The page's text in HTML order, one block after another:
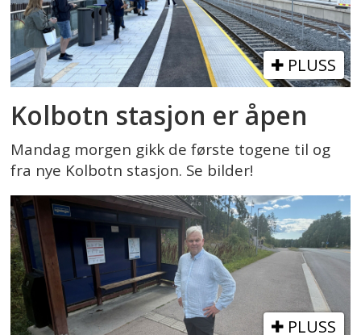
PLUSS
Kolbotn stasjon er åpen
Mandag morgen gikk de første togene til og
fra nye Kolbotn stasjon. Se bilder!
PLUSS